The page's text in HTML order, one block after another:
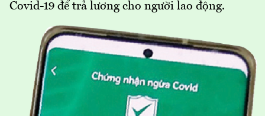
Covid-19 để trả lương cho người lao động.